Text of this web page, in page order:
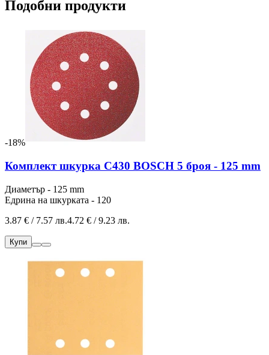
Подобни продукти
-18%
Комплект шкурка C430 BOSCH 5 броя - 125 mm
Диаметър - 125 mm
Едрина на шкурката - 120
3.87 € / 7.57 лв.4.72 € / 9.23 лв.
Купи